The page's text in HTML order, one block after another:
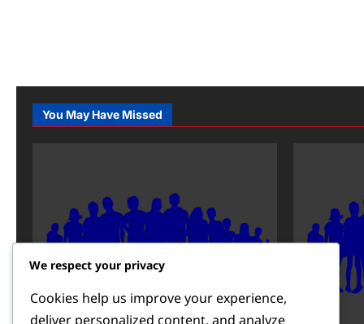
You May Have Missed
We respect your privacy
Cookies help us improve your experience,
deliver personalized content, and analyze